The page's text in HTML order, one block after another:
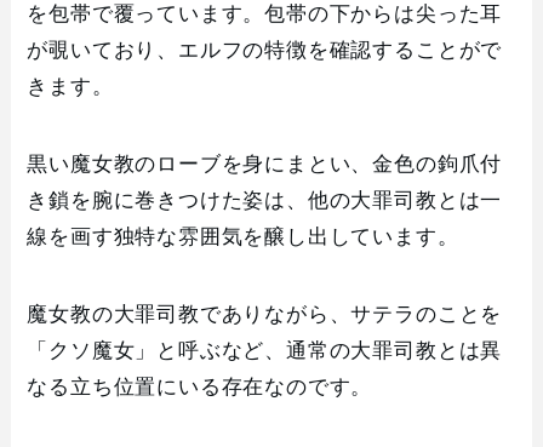
を包帯で覆っています。包帯の下からは尖った耳
が覗いており、エルフの特徴を確認することがで
きます。
黒い魔女教のローブを身にまとい、金色の鉤爪付
き鎖を腕に巻きつけた姿は、他の大罪司教とは一
線を画す独特な雰囲気を醸し出しています。
魔女教の大罪司教でありながら、サテラのことを
「クソ魔女」と呼ぶなど、通常の大罪司教とは異
なる立ち位置にいる存在なのです。